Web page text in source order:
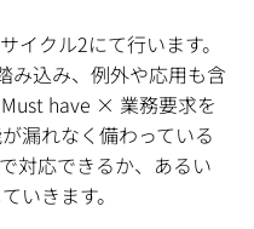
イクル2にて行います。
み込み、例外や応用も含
have × 業務要求を
漏れなく備わっている
対応できるか、あるい
いきます。